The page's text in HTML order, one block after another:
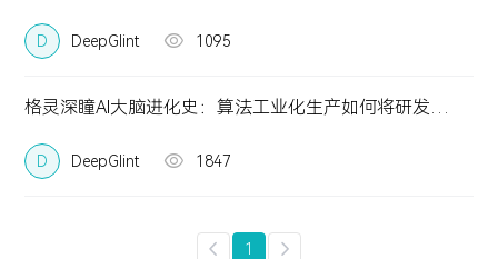
D DeepGlint 1095
格灵深瞳AI大脑进化史：算法工业化生产如何将研发和交付提速10倍以上？
D DeepGlint 1847
1